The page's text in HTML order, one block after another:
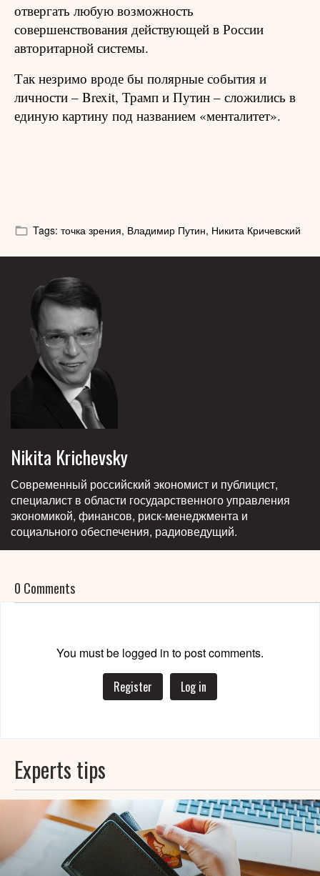
отвергать любую возможность
совершенствования действующей в России
авторитарной системы.
Так незримо вроде бы полярные события и
личности – Brexit, Трамп и Путин – сложились в
единую картину под названием «менталитет».
Tags: точка зрения, Владимир Путин, Никита Кричевский
Nikita Krichevsky
Современный российский экономист и публицист,
специалист в области государственного управления
экономикой, финансов, риск-менеджмента и
социального обеспечения, радиоведущий.
0 Comments
You must be logged in to post comments.
Register Log in
Experts tips